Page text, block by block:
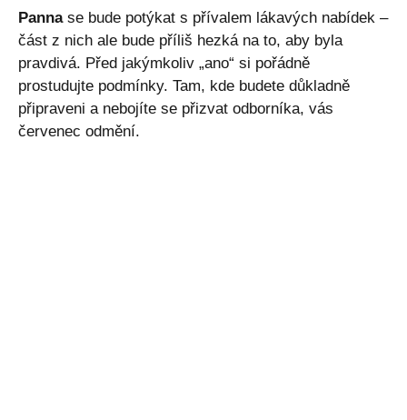
Pannase bude potýkat s přívalem lákavých nabídek –
část z nich ale bude příliš hezká na to, aby byla
pravdivá. Před jakýmkoliv „ano“ si pořádně
prostudujte podmínky. Tam, kde budete důkladně
připraveni a nebojíte se přizvat odborníka, vás
červenec odmění.